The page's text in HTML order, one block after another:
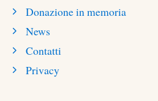
Donazione in memoria
News
Contatti
Privacy